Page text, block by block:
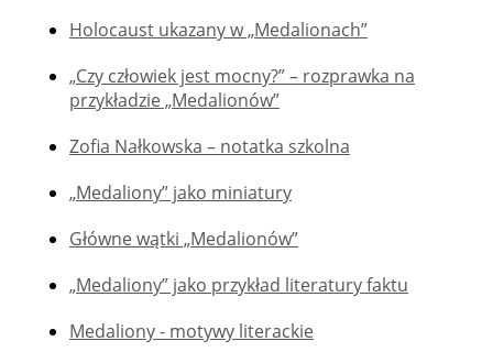
Holocaust ukazany w „Medalionach”
„Czy człowiek jest mocny?” – rozprawka na
przykładzie „Medalionów”
Zofia Nałkowska – notatka szkolna
„Medaliony” jako miniatury
Główne wątki „Medalionów”
„Medaliony” jako przykład literatury faktu
Medaliony - motywy literackie